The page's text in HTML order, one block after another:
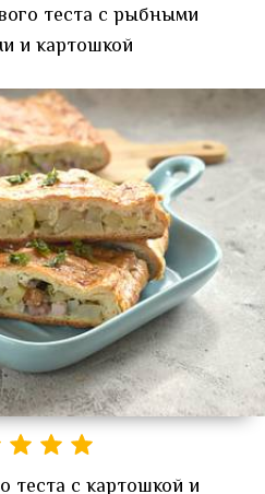
теста с рыбными
и картошкой
теста с картошкой и